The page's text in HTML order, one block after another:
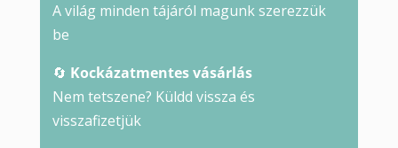
A világ minden tájáról magunk szerezzük
be
🔄 Kockázatmentes vásárlás
Nem tetszene? Küldd vissza és
visszafizetjük